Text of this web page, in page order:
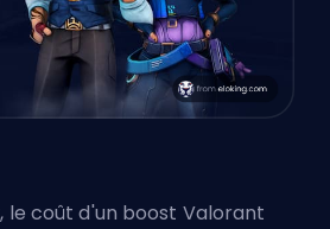
le coût d'un boost Valorant